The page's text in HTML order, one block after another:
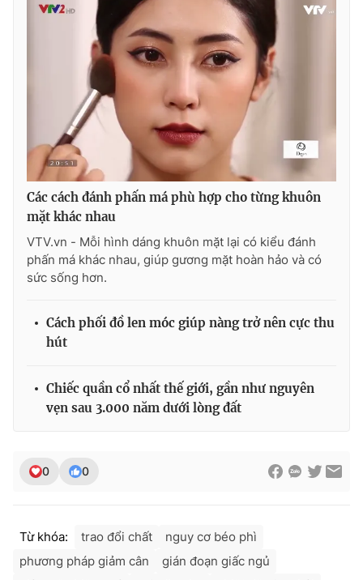
Các cách đánh phấn má phù hợp cho từng khuôn
mặt khác nhau
VTV.vn - Mỗi hình dáng khuôn mặt lại có kiểu đánh
phấn má khác nhau, giúp gương mặt hoàn hảo và có
sức sống hơn.
Cách phối đồ len móc giúp nàng trở nên cực thu
hút
Chiếc quần cổ nhất thế giới, gần như nguyên
vẹn sau 3.000 năm dưới lòng đất
0 0
Từ khóa: trao đổi chất
nguy cơ béo phì
phương pháp giảm cân
gián đoạn giấc ngủ